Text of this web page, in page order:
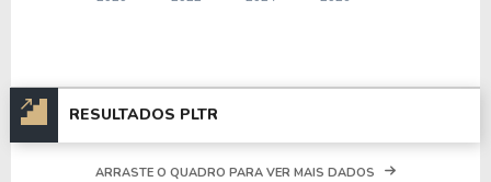
RESULTADOS PLTR
ARRASTE O QUADRO PARA VER MAIS DADOS